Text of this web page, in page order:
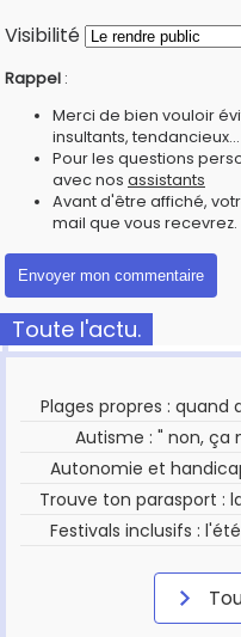
Visibilité
Rappel :
Merci de bien vouloir
insultants, tendancieux...
Pour les questions
avec nos assistants
Avant d'être affiché,
mail que vous recevrez.
Toute l'actu.
Plages propres :
Autisme : " non, ça
Autonomie et
Trouve ton parasport :
Festivals inclusifs :